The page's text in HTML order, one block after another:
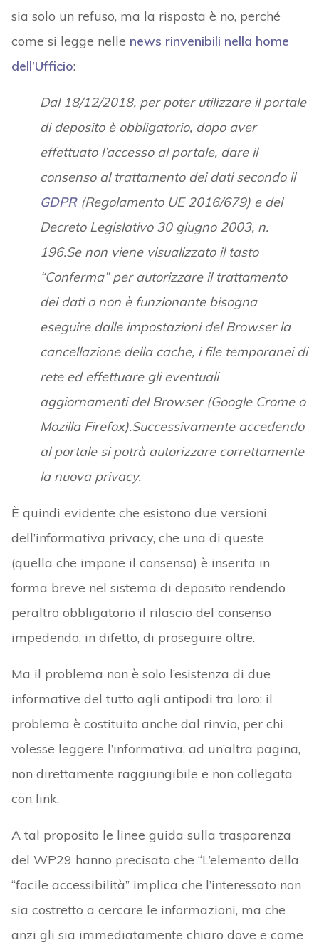
sia solo un refuso, ma la risposta è no, perché
come si legge nelle news rinvenibili nella home
dell’Ufficio:
Dal 18/12/2018, per poter utilizzare il portale
di deposito è obbligatorio, dopo aver
effettuato l’accesso al portale, dare il
consenso al trattamento dei dati secondo il
GDPR(Regolamento UE 2016/679) e del
Decreto Legislativo 30 giugno 2003, n.
196.Se non viene visualizzato il tasto
“Conferma” per autorizzare il trattamento
dei dati o non è funzionante bisogna
eseguire dalle impostazioni del Browser la
cancellazione della cache, i file temporanei di
rete ed effettuare gli eventuali
aggiornamenti del Browser (Google Crome o
Mozilla Firefox).Successivamente accedendo
al portale si potrà autorizzare correttamente
la nuova privacy.
È quindi evidente che esistono due versioni
dell’informativa privacy, che una di queste
(quella che impone il consenso) è inserita in
forma breve nel sistema di deposito rendendo
peraltro obbligatorio il rilascio del consenso
impedendo, in difetto, di proseguire oltre.
Ma il problema non è solo l’esistenza di due
informative del tutto agli antipodi tra loro; il
problema è costituito anche dal rinvio, per chi
volesse leggere l’informativa, ad un’altra pagina,
non direttamente raggiungibile e non collegata
con link.
A tal proposito le linee guida sulla trasparenza
del WP29 hanno precisato che “L’elemento della
“facile accessibilità” implica che l’interessato non
sia costretto a cercare le informazioni, ma che
anzi gli sia immediatamente chiaro dove e come